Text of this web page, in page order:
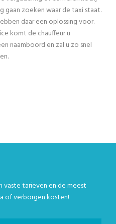
zoeken waar de taxi staat.
daar een oplossing voor.
komt de chauffeur u
naamboord en zal u zo snel
vaste tarieven en de meest
of verborgen kosten!